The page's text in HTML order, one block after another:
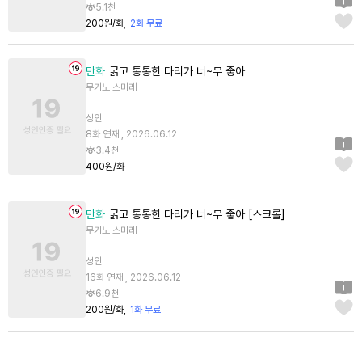
5.1천
200원/화
2화 무료
만화 굵고 통통한 다리가 너~무 좋아
무기노 스미레
성인
8화 연재 , 2026.06.12
3.4천
400원/화
만화 굵고 통통한 다리가 너~무 좋아 [스크롤]
무기노 스미레
성인
16화 연재 , 2026.06.12
6.9천
200원/화
1화 무료